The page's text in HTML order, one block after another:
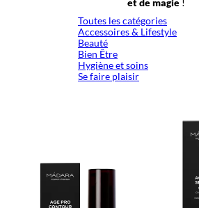
et de magie!
Toutes les catégories
Accessoires & Lifestyle
Beauté
Bien Être
Hygiène et soins
Se faire plaisir